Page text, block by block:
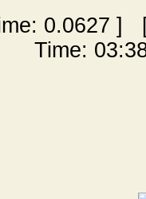
0.0627 ] [
Time: